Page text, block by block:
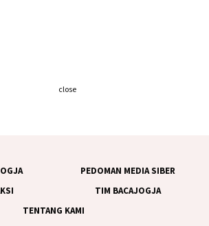
PEDOMAN MEDIA SIBER
TIM BACAJOGJA
TENTANG KAMI
close